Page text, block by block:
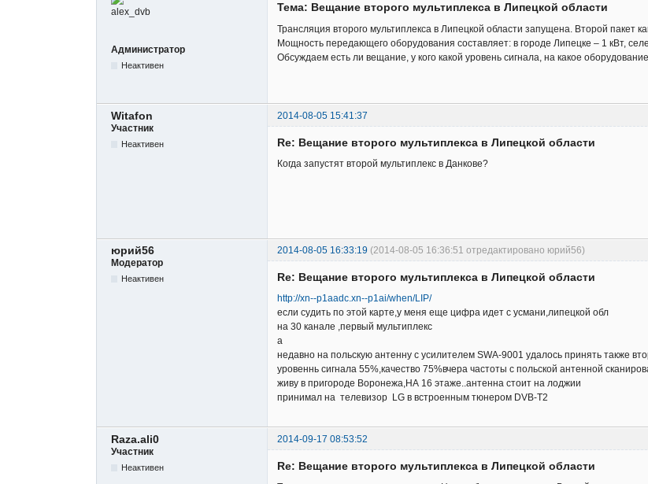
Администратор
Неактивен
Тема: Вещание второго мультиплекса в Липецкой области
Трансляция второго мультиплекса в Липецкой области запущена. Второй пакет
Мощность передающего оборудования составляет: в городе Липецке – 1 кВт,
Обсуждаем есть ли вещание, у кого какой уровень сигнала, на какое
Witafon
2014-08-05 15:41:37
Участник
Неактивен Re: Вещание второго мультиплекса в Липецкой области
Когда запустят второй мультиплекс в Данкове?
юрий56 2014-08-05 16:33:19 (2014-08-05 16:36:51 отредактировано юрий56)
Модератор
Неактивен Re: Вещание второго мультиплекса в Липецкой области
http://xn--p1aadc.xn--p1ai/when/LIP/
если судить по этой карте,у меня еще цифра идет с усмани,липецкой обл
на 30 канале ,первый мультиплекс
а
недавно на польскую антенну с усилителем SWA-9001 удалось принять также
уровеннь сигнала 55%,качество 75%вчера частоты с польской антенной
живу в пригороде Воронежа,НА 16 этаже..антенна стоит на лоджии
принимал на телевизор LG в встроенным тюнером DVB-T2
Raza.ali0
2014-09-17 08:53:52
Участник
Неактивен Re: Вещание второго мультиплекса в Липецкой области